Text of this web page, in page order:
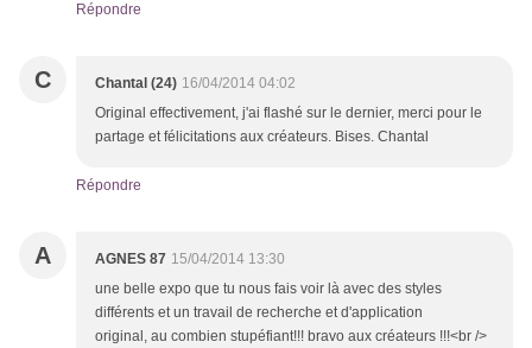
Répondre
C Chantal (24) 16/04/2014 04:02
Original effectivement, j'ai flashé sur le dernier, merci pour le
partage et félicitations aux créateurs. Bises. Chantal
Répondre
A AGNES 87 15/04/2014 13:30
une belle expo que tu nous fais voir là avec des styles
différents et un travail de recherche et d'application
original, au combien stupéfiant!!! bravo aux créateurs !!!<br />